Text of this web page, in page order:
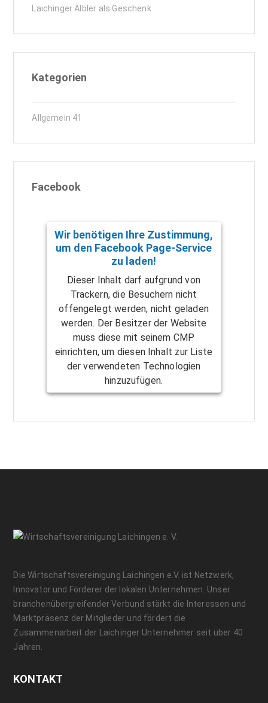
Laichinger Älbler als Geschenk
Kategorien
Allgemein 41
Facebook
Wir benötigen Ihre Zustimmung,
um den Facebook Page-Service
zu laden!
Dieser Inhalt darf aufgrund von
Trackern, die Besuchern nicht
offengelegt werden, nicht geladen
werden. Der Besitzer der Website
muss diese mit seinem CMP
einrichten, um diesen Inhalt zur Liste
der verwendeten Technologien
hinzuzufügen.
Die Wirtschaftsvereinigung Laichingen e.V. ist Netzwerk,
Innovator und Förderer der lokalen Unternehmen. Unser
branchenübergreifender Verbund stärkt die Interessen und
Marktpräsenz der Mitglieder und fördert die
Zusammenarbeit der Laichinger Unternehmer seit über 40
Jahren.
KONTAKT